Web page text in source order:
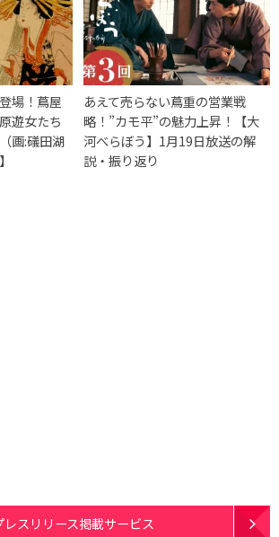
場！蔦屋
遊女たち
画:礒田湖
あえて売らない蔦重の営業戦
略！”カモ平”の魅力上昇！【大
河べらぼう】1月19日放送の解
説・振り返り
レスリリース掲載サービス